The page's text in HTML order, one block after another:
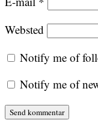
Websted
Notify me of
Notify me of